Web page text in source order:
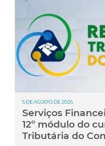
5 DE AGOSTO DE 2026
Serviços
12º módulo do
Tributária do